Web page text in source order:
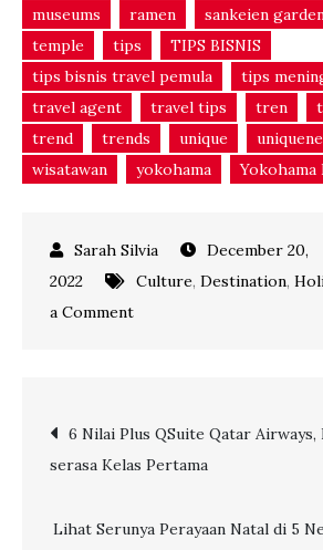
museums
ramen sankeien
temple
tips
TIPS BISNIS
tips bisnis travel pemula
tips
travel agent
travel tips tren
trend
trends unique
wisatawan
yokohama Yokohama
December 20,
2022
Culture, Destination,
a Commenton
Seru
di
Jepang
Post
navigation
6 Nilai Plus QSuite Qatar Airways,
serasa Kelas Pertama
Lihat Serunya Perayaan Natal di 5